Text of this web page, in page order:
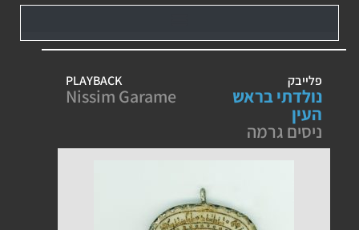
פלייבק
נולדתי בראש
העין
ניסים גרמה
PLAYBACK
Nissim Garame